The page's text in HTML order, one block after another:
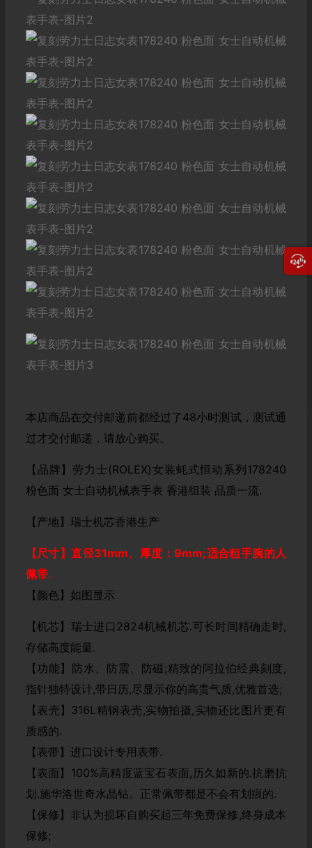
本店商品在交付邮递前都经过了48小时测试，测试通
过才交付邮递，请放心购买。
【品牌】劳力士(ROLEX)女装蚝式恒动系列178240
粉色面 女士自动机械表手表 香港组装 品质一流.
【产地】瑞士机芯香港生产
【尺寸】直径31mm、厚度：9mm;适合粗手腕的人
佩带.
【颜色】如图显示
【机芯】瑞士进口2824机械机芯.可长时间精确走时,
存储高度能量.
【功能】防水、防震、防磁;精致的阿拉伯经典刻度,
指针独特设计,带日历,尽显示你的高贵气质,优雅首选;
【表壳】316L精钢表壳,实物拍摄,实物还比图片更有
质感的.
【表带】进口设计专用表带.
【表面】100%高精度蓝宝石表面,历久如新的.抗磨抗
划.施华洛世奇水晶钻。正常佩带都是不会有划痕的.
【保修】非认为损坏自购买起三年免费保修,终身成本
保修;